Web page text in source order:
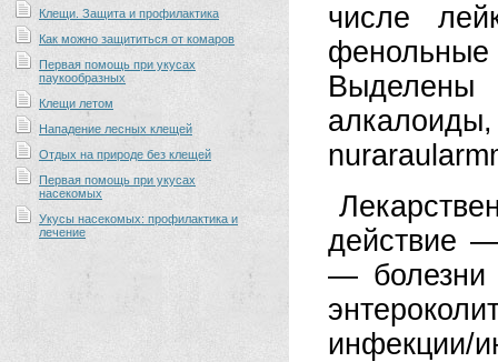
Клещи. Защита и профилактика
Как можно защититься от комаров
Первая помощь при укусах
паукообразных
Клещи летом
Нападение лесных клещей
Отдых на природе без клещей
Первая помощь при укусах
насекомых
Укусы насекомых: профилактика и
лечение
числе
действие
— болезни
инфекции/